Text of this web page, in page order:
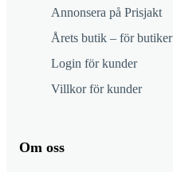
Annonsera på Prisjakt
Årets butik – för butiker
Login för kunder
Villkor för kunder
Om oss